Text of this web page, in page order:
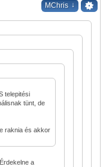
MChris ↓
telepitési
tünt, de
raknia és akkor
a